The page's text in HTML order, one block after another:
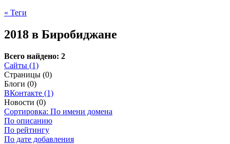
« Теги
2018 в Биробиджане
Всего найдено: 2
Сайты (1)
Страницы (0)
Блоги (0)
ВКонтакте (1)
Новости (0)
Сортировка: По имени домена
По описанию
По рейтингу
По дате добавления